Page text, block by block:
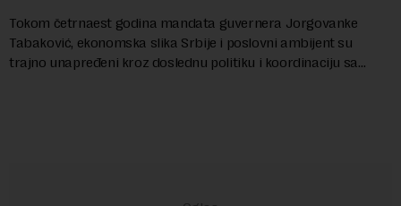
Tokom četrnaest godina mandata guvernera Jorgovanke
Tabaković, ekonomska slika Srbije i poslovni ambijent su
trajno unapređeni kroz doslednu politiku i koordinaciju sa